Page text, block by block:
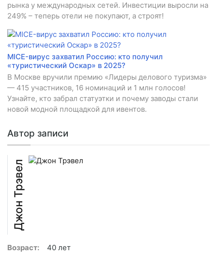
рынка у международных сетей. Инвестиции выросли на
249% – теперь отели не покупают, а строят!
MICE-вирус захватил Россию: кто получил
«туристический Оскар» в 2025?
В Москве вручили премию «Лидеры делового туризма»
— 415 участников, 16 номинаций и 1 млн голосов!
Узнайте, кто забрал статуэтки и почему заводы стали
новой модной площадкой для ивентов.
Автор записи
Джон Трэвел
Возраст:
40 лет